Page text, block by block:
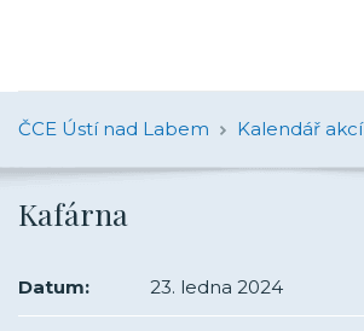
ČCE Ústí nad Labem Kalendář akcí
Kafárna
Datum: 23. ledna 2024